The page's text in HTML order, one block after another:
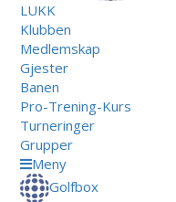
LUKK
Klubben
Medlemskap
Gjester
Banen
Pro-Trening-Kurs
Turneringer
Grupper
Meny
Golfbox